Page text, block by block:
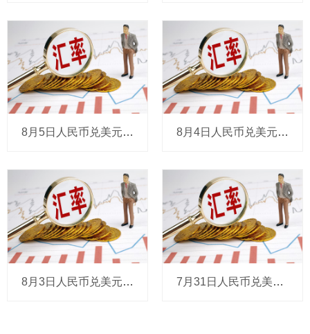
8月5日人民币兑美元中间价报6.7889，调升28个基点 8月4日人民币兑美元中间价报6.7917，下调19个基点
8月3日人民币兑美元中间价报6.7898，调贬4个基点 7月31日人民币兑美元中间价报6.7894，下调2个基点